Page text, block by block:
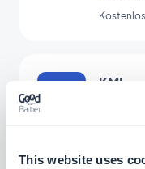
This website uses
Kostenlos
KML